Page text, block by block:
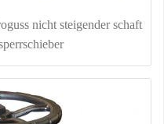
nicht steigender schaft